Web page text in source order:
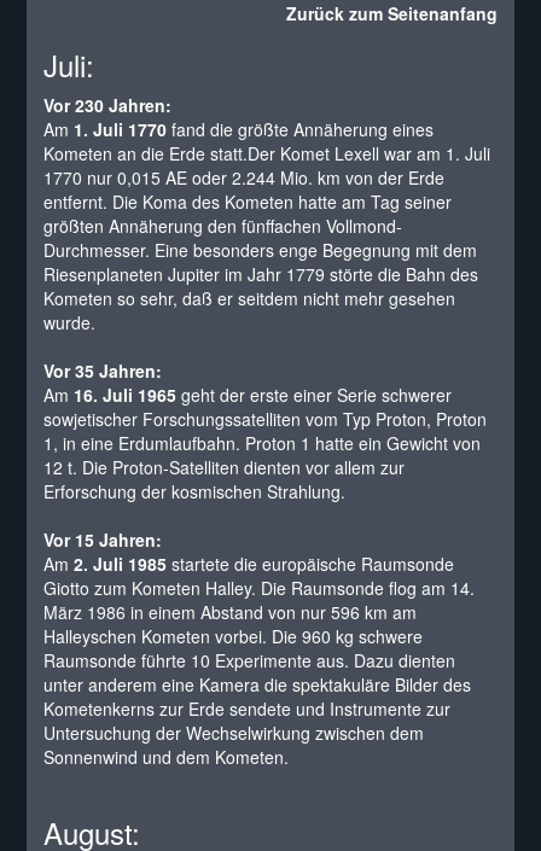
Zurück zum Seitenanfang
Juli:
Vor 230 Jahren:
Am 1. Juli 1770fand die größte Annäherung eines
Kometen an die Erde statt.Der Komet Lexell war am 1. Juli
1770 nur 0,015 AE oder 2.244 Mio. km von der Erde
entfernt. Die Koma des Kometen hatte am Tag seiner
größten Annäherung den fünffachen Vollmond-
Durchmesser. Eine besonders enge Begegnung mit dem
Riesenplaneten Jupiter im Jahr 1779 störte die Bahn des
Kometen so sehr, daß er seitdem nicht mehr gesehen
wurde.
Vor 35 Jahren:
Am 16. Juli 1965geht der erste einer Serie schwerer
sowjetischer Forschungssatelliten vom Typ Proton, Proton
1, in eine Erdumlaufbahn. Proton 1 hatte ein Gewicht von
12 t. Die Proton-Satelliten dienten vor allem zur
Erforschung der kosmischen Strahlung.
Vor 15 Jahren:
Am 2. Juli 1985startete die europäische Raumsonde
Giotto zum Kometen Halley. Die Raumsonde flog am 14.
März 1986 in einem Abstand von nur 596 km am
Halleyschen Kometen vorbei. Die 960 kg schwere
Raumsonde führte 10 Experimente aus. Dazu dienten
unter anderem eine Kamera die spektakuläre Bilder des
Kometenkerns zur Erde sendete und Instrumente zur
Untersuchung der Wechselwirkung zwischen dem
Sonnenwind und dem Kometen.
August: